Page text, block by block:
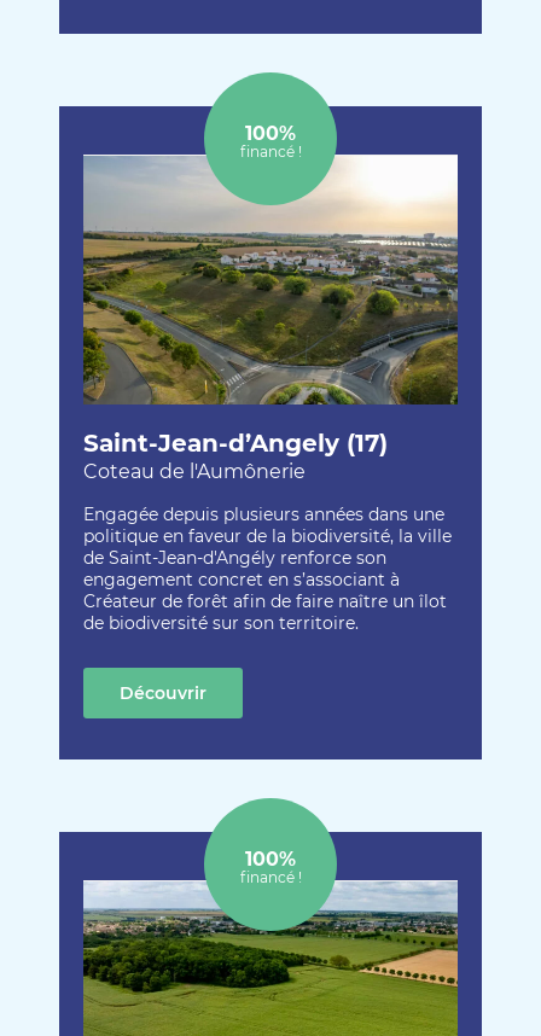
Saint-Jean-d’Angely (17)
Coteau de l'Aumônerie
Engagée depuis plusieurs années dans une
politique en faveur de la biodiversité, la ville
de Saint-Jean-d'Angély renforce son
engagement concret en s’associant à
Créateur de forêt afin de faire naître un îlot
de biodiversité sur son territoire.
100%
financé !
Découvrir
100%
financé !